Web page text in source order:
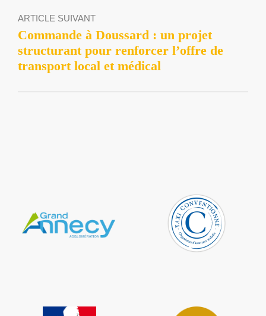
ARTICLE SUIVANT
Commande à Doussard : un projet
structurant pour renforcer l’offre de
transport local et médical